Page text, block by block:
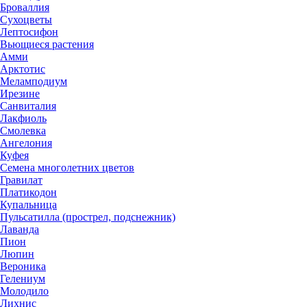
Броваллия
Сухоцветы
Лептосифон
Вьющиеся растения
Амми
Арктотис
Меламподиум
Ирезине
Санвиталия
Лакфиоль
Смолевка
Ангелония
Куфея
Семена многолетних цветов
Гравилат
Платикодон
Купальница
Пульсатилла (прострел, подснежник)
Лаванда
Пион
Люпин
Вероника
Гелениум
Молодило
Лихнис